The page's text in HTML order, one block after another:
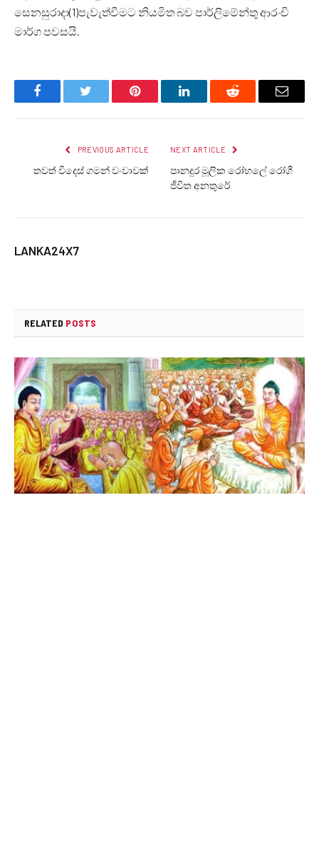
සෙනසුරාදා(1)පැවැත්වීමට නියමිත බව පාර්ලිමේන්තු ආරංචි
මාර්ග පවසයි.
FacebookTwitter Pinterest LinkedInReddit Email
PREVIOUS ARTICLE
තවත් විදෙස් ගමන් වංචාවක්
NEXT ARTICLE
පානදුර මූලික රෝහලේ රෝගී
ජීවිත අනතුරේ
LANKA24X7
RELATED POSTS